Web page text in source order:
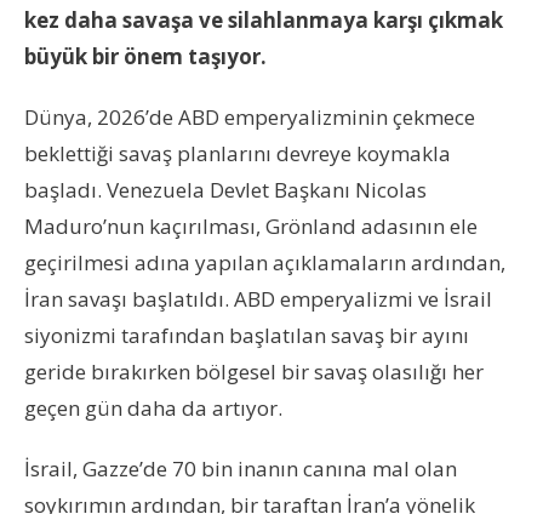
kez daha savaşa ve silahlanmaya karşı çıkmak
büyük bir önem taşıyor.
Dünya, 2026’de ABD emperyalizminin çekmece
beklettiği savaş planlarını devreye koymakla
başladı. Venezuela Devlet Başkanı Nicolas
Maduro’nun kaçırılması, Grönland adasının ele
geçirilmesi adına yapılan açıklamaların ardından,
İran savaşı başlatıldı. ABD emperyalizmi ve İsrail
siyonizmi tarafından başlatılan savaş bir ayını
geride bırakırken bölgesel bir savaş olasılığı her
geçen gün daha da artıyor.
İsrail, Gazze’de 70 bin inanın canına mal olan
soykırımın ardından, bir taraftan İran’a yönelik